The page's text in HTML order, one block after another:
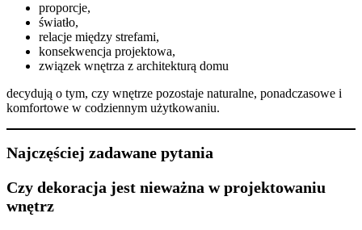
proporcje,
światło,
relacje między strefami,
konsekwencja projektowa,
związek wnętrza z architekturą domu
decydują o tym, czy wnętrze pozostaje naturalne, ponadczasowe i
komfortowe w codziennym użytkowaniu.
Najczęściej zadawane pytania
Czy dekoracja jest nieważna w projektowaniu
wnętrz